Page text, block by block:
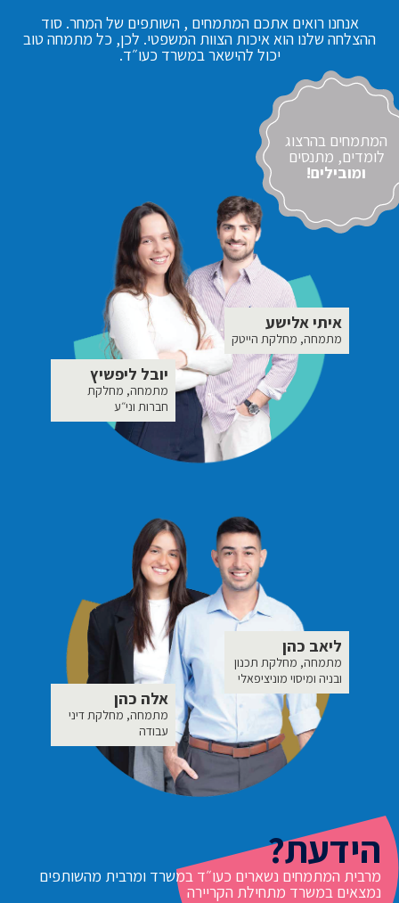
אנחנו רואים אתכם המתמחים , השותפים של המחר. סוד
ההצלחה שלנו הוא איכות הצוות המשפטי. לכן, כל מתמחה טוב
יכול להישאר במשרד כעו״ד.
המתמחים בהרצוג
לומדים, מתנסים
ומובילים!
איתי אלישע
מתמחה, מחלקת הייטק
יובל ליפשיץ
מתמחה, מחלקת
חברות וני״ע
ליאב כהן
מתמחה, מחלקת תכנון
ובניה ומיסוי מוניציפאלי
אלה כהן
מתמחה, מחלקת דיני
עבודה
הידעת?
מרבית המתמחים נשארים כעו״ד במשרד ומרבית מהשותפים
נמצאים במשרד מתחילת הקריירה